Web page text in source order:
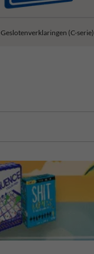
Geslotenverklaringen (C-serie)